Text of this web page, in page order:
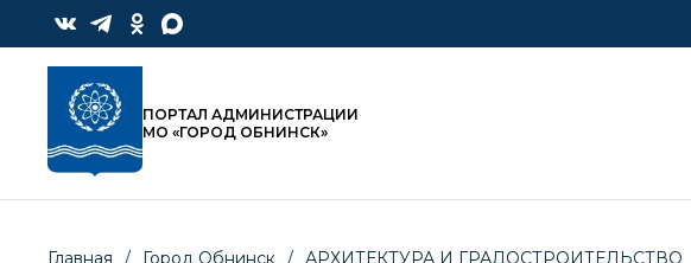
ПОРТАЛ АДМИНИСТРАЦИИ
МО «ГОРОД ОБНИНСК»
Главная / Город Обнинск / АРХИТЕКТУРА И ГРАДОСТРОИТЕЛЬСТВО